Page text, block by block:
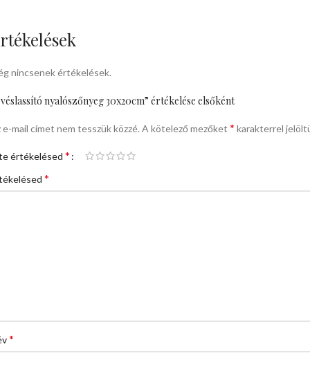
nincsenek értékelések.
nyalószőnyeg 30x20cm” értékelése elsőként
e-mail címet nem tesszük közzé. A kötelező mezőket * karakterrel
értékelésed *
*
*